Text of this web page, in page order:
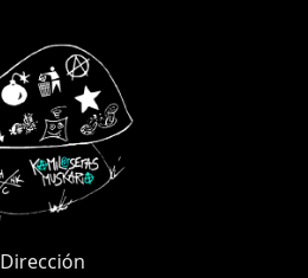
Dirección